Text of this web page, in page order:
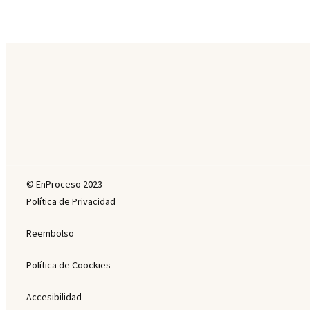
© EnProceso 2023
Política de Privacidad
Reembolso
Política de Coockies
Accesibilidad